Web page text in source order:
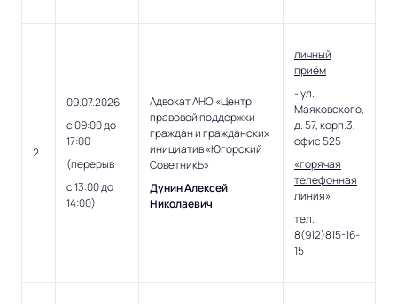
2
09.07.2026
с 09:00 до
17:00
(перерыв
с 13:00 до
14:00)
Адвокат АНО «Центр
правовой поддержки
граждан и гражданских
инициатив «Югорский
СоветникЬ»
Дунин Алексей
Николаевич
личный
приём
- ул.
Маяковского,
д. 57, корп.3,
офис 525
«горячая
телефонная
линия»
тел.
8(912)815-16-
15